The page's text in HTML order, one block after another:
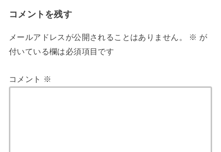
コメントを残す
メールアドレスが公開されることはありません。 ※ が
付いている欄は必須項目です
コメント ※